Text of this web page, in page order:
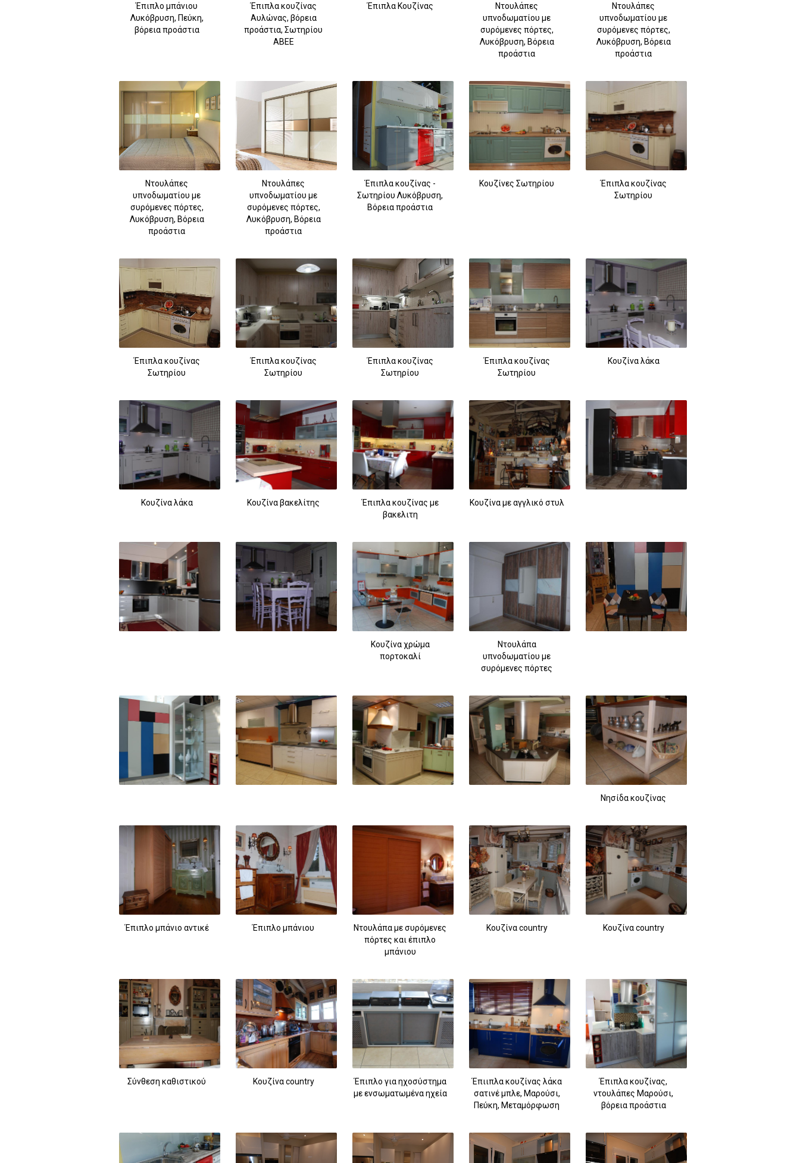
Έπιπλο μπάνιου
Λυκόβρυση, Πεύκη,
βόρεια προάστια
Έπιπλα κουζίνας
Αυλώνας, βόρεια
προάστια, Σωτηρίου
ΑΒΕΕ
Έπιπλα Κουζίνας
Ντουλάπες
υπνοδωματίου με
συρόμενες πόρτες,
Λυκόβρυση, Βόρεια
προάστια
Ντουλάπες
υπνοδωματίου με
συρόμενες πόρτες,
Λυκόβρυση, Βόρεια
προάστια
Ντουλάπες
υπνοδωματίου με
συρόμενες πόρτες,
Λυκόβρυση, Βόρεια
προάστια
Ντουλάπες
υπνοδωματίου με
συρόμενες πόρτες,
Λυκόβρυση, Βόρεια
προάστια
Έπιπλα κουζίνας -
Σωτηρίου Λυκόβρυση,
Βόρεια προάστια
Κουζίνες Σωτηρίου
Έπιπλα κουζίνας
Σωτηρίου
Έπιπλα κουζίνας
Σωτηρίου
Έπιπλα κουζίνας
Σωτηρίου
Έπιπλα κουζίνας
Σωτηρίου
Έπιπλα κουζίνας
Σωτηρίου
Κουζίνα λάκα
Κουζίνα λάκα Κουζίνα βακελίτης
Έπιπλα κουζίνας με
βακελιτη
Κουζίνα με αγγλικό στυλ
Κουζίνα χρώμα
πορτοκαλί
Ντουλάπα
υπνοδωματίου με
συρόμενες πόρτες
Νησίδα κουζίνας
Έπιπλο μπάνιο αντικέ Έπιπλο μπάνιου
Ντουλάπα με συρόμενες
πόρτες και έπιπλο
μπάνιου
Κουζίνα country Κουζίνα country
Σύνθεση καθιστικού Κουζίνα country
Έπιπλο για ηχοσύστημα
με ενσωματωμένα ηχεία
Έπιιπλα κουζίνας λάκα
σατινέ μπλε, Μαρούσι,
Πεύκη, Μεταμόρφωση
Έπιπλα κουζίνας,
ντουλάπες Μαρούσι,
βόρεια προάστια
260